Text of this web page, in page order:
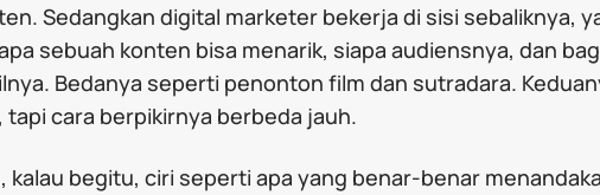
Sedangkan digital marketer bekerja di sisi sebaliknya,
sebuah konten bisa menarik, siapa audiensnya, dan
Bedanya seperti penonton film dan sutradara.
tapi cara berpikirnya berbeda jauh.
kalau begitu, ciri seperti apa yang benar-benar